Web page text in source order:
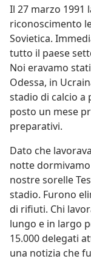
Il 27 marzo 1991
riconoscimento
Sovietica.
tutto il paese
Noi eravamo
Odessa, in
stadio di calcio a
posto un mese
preparativi.
Dato che
notte
nostre sorelle
stadio. Furono
di rifiuti. Chi
lungo e in largo
15.000 delegati
una notizia che